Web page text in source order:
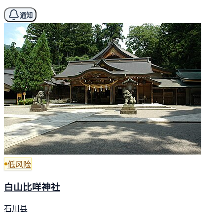
通知
低风险
白山比咩神社
石川县